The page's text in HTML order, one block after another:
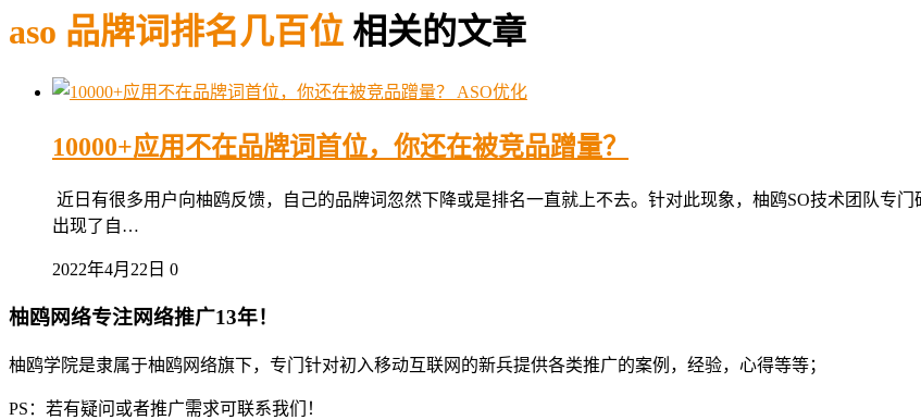
aso 品牌词排名几百位 相关的文章
ASO优化
10000+应用不在品牌词首位，你还在被竞品蹭量？
近日有很多用户向柚鸥反馈，自己的品牌词忽然下降或是排名一直就上不去。针对此现象，柚鸥SO技术团队专
出现了自…
2022年4月22日 0
柚鸥网络专注网络推广13年！
柚鸥学院是隶属于柚鸥网络旗下，专门针对初入移动互联网的新兵提供各类推广的案例，经验，心得等等；
PS：若有疑问或者推广需求可联系我们！